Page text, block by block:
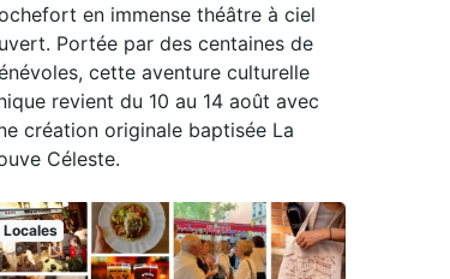
en immense théâtre à ciel
Portée par des centaines de
cette aventure culturelle
revient du 10 au 14 août avec
création originale baptisée La
Céleste.
Locales